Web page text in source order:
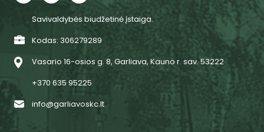
Savivaldybės biudžetinė įstaiga.
Kodas: 306279289
Vasario 16-osios g. 8, Garliava, Kauno r. sav. 53222
+370 635 95225
info@garliavoskc.lt